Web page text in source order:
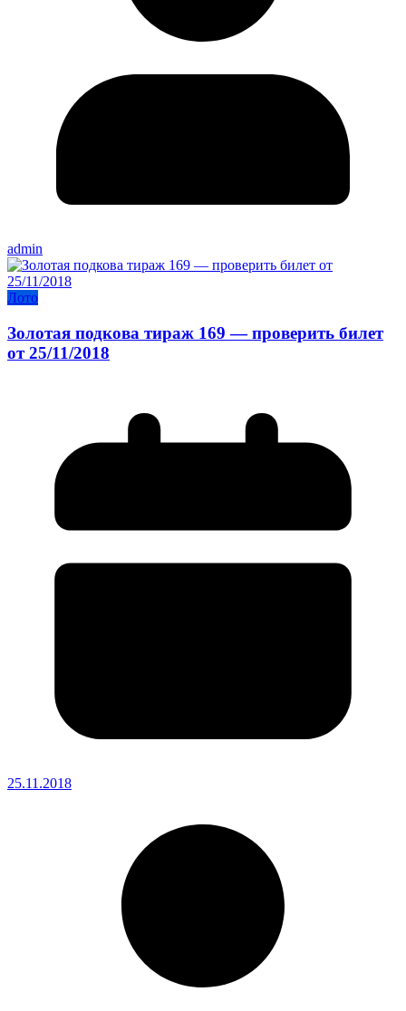
admin
Лото
Золотая подкова тираж 169 — проверить билет
от 25/11/2018
25.11.2018